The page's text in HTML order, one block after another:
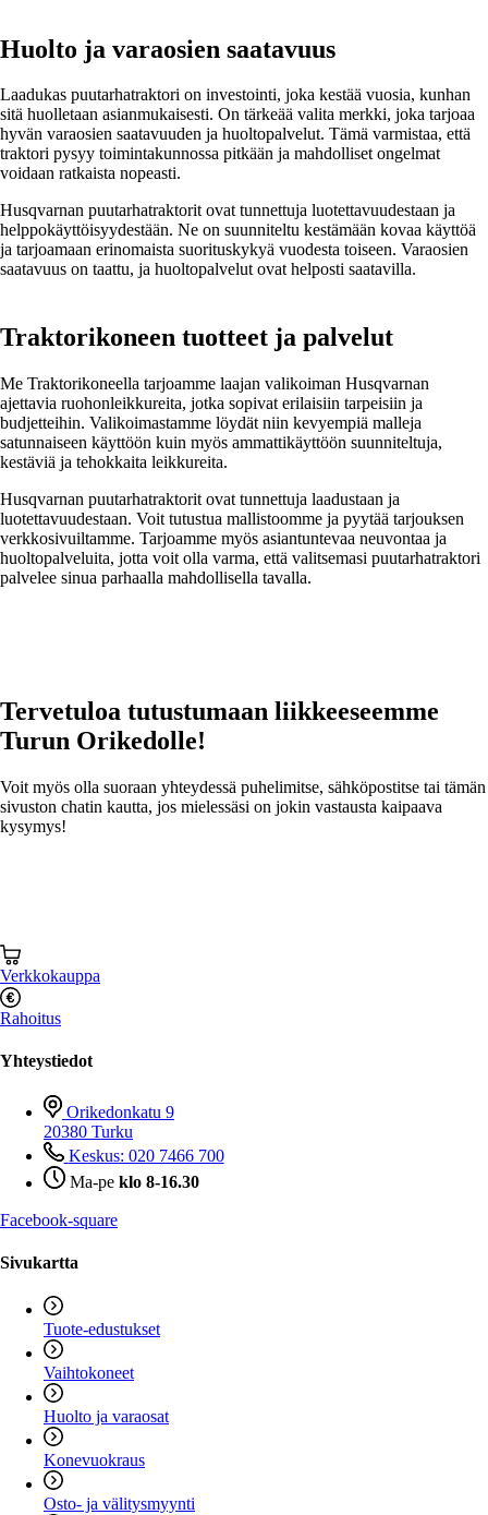
Huolto ja varaosien saatavuus
Laadukas puutarhatraktori on investointi, joka kestää vuosia, kunhan
sitä huolletaan asianmukaisesti. On tärkeää valita merkki, joka tarjoaa
hyvän varaosien saatavuuden ja huoltopalvelut. Tämä varmistaa, että
traktori pysyy toimintakunnossa pitkään ja mahdolliset ongelmat
voidaan ratkaista nopeasti.
Husqvarnan puutarhatraktorit ovat tunnettuja luotettavuudestaan ja
helppokäyttöisyydestään. Ne on suunniteltu kestämään kovaa käyttöä
ja tarjoamaan erinomaista suorituskykyä vuodesta toiseen. Varaosien
saatavuus on taattu, ja huoltopalvelut ovat helposti saatavilla.
Traktorikoneen tuotteet ja palvelut
Me Traktorikoneella tarjoamme laajan valikoiman Husqvarnan
ajettavia ruohonleikkureita, jotka sopivat erilaisiin tarpeisiin ja
budjetteihin. Valikoimastamme löydät niin kevyempiä malleja
satunnaiseen käyttöön kuin myös ammattikäyttöön suunniteltuja,
kestäviä ja tehokkaita leikkureita.
Husqvarnan puutarhatraktorit ovat tunnettuja laadustaan ja
luotettavuudestaan. Voit tutustua mallistoomme ja pyytää tarjouksen
verkkosivuiltamme. Tarjoamme myös asiantuntevaa neuvontaa ja
huoltopalveluita, jotta voit olla varma, että valitsemasi puutarhatraktori
palvelee sinua parhaalla mahdollisella tavalla.
Tervetuloa tutustumaan liikkeeseemme
Turun Orikedolle!
Voit myös olla suoraan yhteydessä puhelimitse, sähköpostitse tai tämän
sivuston chatin kautta, jos mielessäsi on jokin vastausta kaipaava
kysymys!
Verkkokauppa
Rahoitus
Yhteystiedot
Orikedonkatu 9
20380 Turku
Keskus: 020 7466 700
Ma-peklo 8-16.30
Facebook-square
Sivukartta
Tuote-edustukset
Vaihtokoneet
Huolto ja varaosat
Konevuokraus
Osto- ja välitysmyynti